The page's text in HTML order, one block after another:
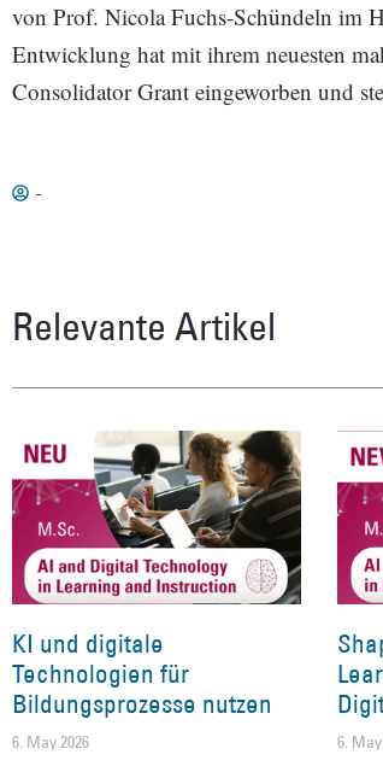
von Prof. Nicola Fuchs-Schündeln im
Entwicklung hat mit ihrem neuesten
Consolidator Grant eingeworben und
-
Relevante Artikel
KI und digitale
Technologien für
Bildungsprozesse nutzen
6. May 2026 6.